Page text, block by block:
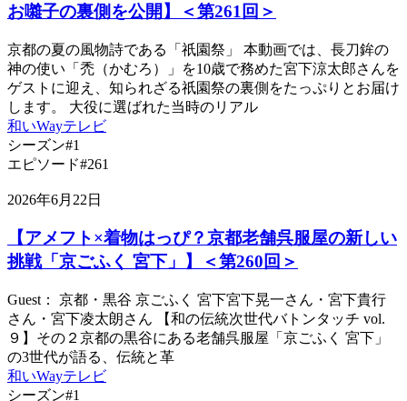
お囃子の裏側を公開】＜第261回＞
京都の夏の風物詩である「祇園祭」 本動画では、長刀鉾の
神の使い「禿（かむろ）」を10歳で務めた宮下涼太郎さんを
ゲストに迎え、知られざる祇園祭の裏側をたっぷりとお届け
します。 大役に選ばれた当時のリアル
和いWayテレビ
シーズン#1
エピソード#261
2026年6月22日
【アメフト×着物はっぴ？京都老舗呉服屋の新しい
挑戦「京ごふく 宮下」】＜第260回＞
Guest： 京都・黒谷 京ごふく 宮下宮下晃一さん・宮下貴行
さん・宮下凌太朗さん 【和の伝統次世代バトンタッチ vol.
９】その２京都の黒谷にある老舗呉服屋「京ごふく 宮下」
の3世代が語る、伝統と革
和いWayテレビ
シーズン#1